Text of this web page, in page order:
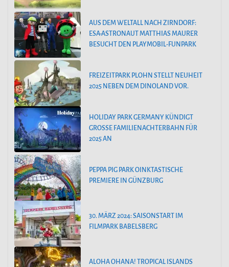
AUS DEM WELTALL NACH ZIRNDORF:
ESA-ASTRONAUT MATTHIAS MAURER
BESUCHT DEN PLAYMOBIL-FUNPARK
FREIZEITPARK PLOHN STELLT NEUHEIT
2025 NEBEN DEM DINOLAND VOR.
HOLIDAY PARK GERMANY KÜNDIGT
GROSSE FAMILIENACHTERBAHN FÜR 2
025 AN
PEPPA PIG PARK OINKTASTISCHE
PREMIERE IN GÜNZBURG
30. MÄRZ 2024: SAISONSTART IM
FILMPARK BABELSBERG
ALOHA OHANA! TROPICAL ISLANDS